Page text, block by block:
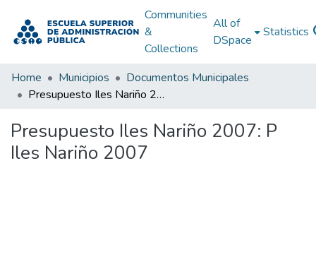
Communities
&
Collections
All of
DSpace
Statistics
Home Municipios
Documentos Municipales
Presupuesto Iles Nariño 2007: P Iles Nariño 2007
Presupuesto Iles Nariño 2007: P
Iles Nariño 2007